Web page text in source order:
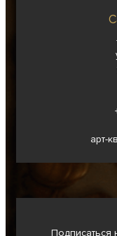
арт-
Подписаться